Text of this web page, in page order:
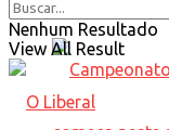
Nenhum Resultado
View All Result